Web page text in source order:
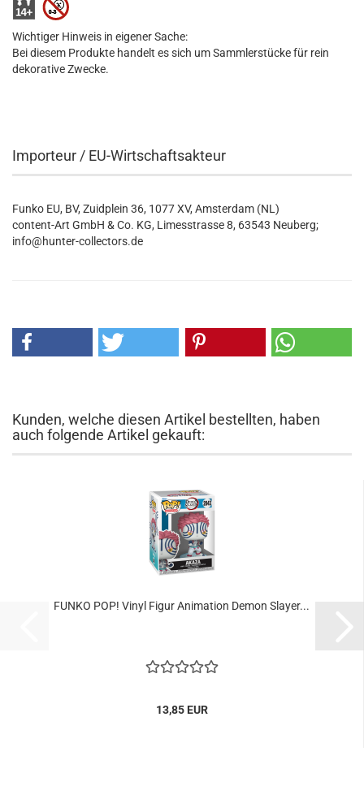
Wichtiger Hinweis in eigener Sache:
Bei diesem Produkte handelt es sich um Sammlerstücke für rein
dekorative Zwecke.
Importeur / EU-Wirtschaftsakteur
Funko EU, BV, Zuidplein 36, 1077 XV, Amsterdam (NL)
content-Art GmbH & Co. KG, Limesstrasse 8, 63543 Neuberg;
info@hunter-collectors.de
Kunden, welche diesen Artikel bestellten, haben
auch folgende Artikel gekauft:
FUNKO POP! Vinyl Figur Ani­ma­ti­on Demon Slay­er...
13,85 EUR